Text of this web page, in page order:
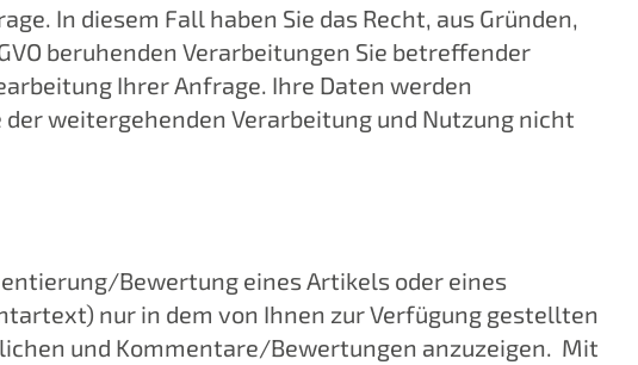
In diesem Fall haben Sie das Recht, aus Gründen,
beruhenden Verarbeitungen Sie betreffender
Ihrer Anfrage. Ihre Daten werden
weitergehenden Verarbeitung und Nutzung nicht
Bewertung eines Artikels oder eines
nur in dem von Ihnen zur Verfügung gestellten
und Kommentare/Bewertungen anzuzeigen. Mit